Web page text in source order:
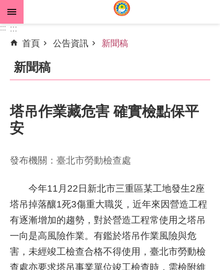
跳到主要內容區塊
進
搜
尋
公
訊
關
介
紹
務
資
::: :::
首頁
公告資訊 新聞稿
新聞稿
塔吊作業藏危害 確實檢點保平
安
發布機關：臺北市勞動檢查處
今年11月22日新北市三重區某工地發生2座
塔吊掉落釀1死3傷重大職災，近年來因營造工程
有逐漸增加的趨勢，對於營造工程常使用之塔吊
一向是高風險作業。有鑑於塔吊作業風險與危
害，未經竣工檢查合格不得使用，臺北市勞動檢
查處亦要求塔吊事業單位竣工檢查時，需檢附維